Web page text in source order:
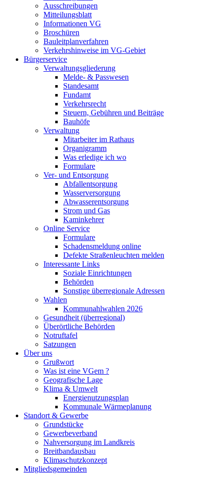
Ausschreibungen
Mitteilungsblatt
Informationen VG
Broschüren
Bauleitplanverfahren
Verkehrshinweise im VG-Gebiet
Bürgerservice
Verwaltungsgliederung
Melde- & Passwesen
Standesamt
Fundamt
Verkehrsrecht
Steuern, Gebühren und Beiträge
Bauhöfe
Verwaltung
Mitarbeiter im Rathaus
Organigramm
Was erledige ich wo
Formulare
Ver- und Entsorgung
Abfallentsorgung
Wasserversorgung
Abwasserentsorgung
Strom und Gas
Kaminkehrer
Online Service
Formulare
Schadensmeldung online
Defekte Straßenleuchten melden
Interessante Links
Soziale Einrichtungen
Behörden
Sonstige überregionale Adressen
Wahlen
Kommunahlwahlen 2026
Gesundheit (überregional)
Überörtliche Behörden
Notruftafel
Satzungen
Über uns
Grußwort
Was ist eine VGem ?
Geografische Lage
Klima & Umwelt
Energienutzungsplan
Kommunale Wärmeplanung
Standort & Gewerbe
Grundstücke
Gewerbeverband
Nahversorgung im Landkreis
Breitbandausbau
Klimaschutzkonzept
Mitgliedsgemeinden